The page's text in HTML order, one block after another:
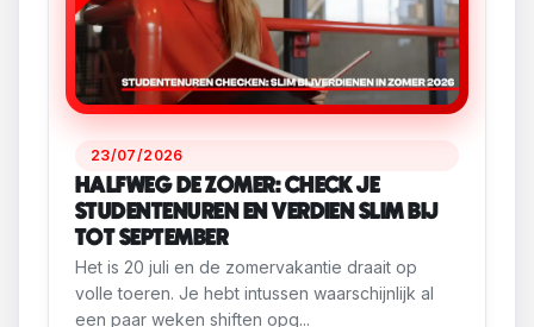
23/07/2026
HALFWEG DE ZOMER: CHECK JE
STUDENTENUREN EN VERDIEN SLIM BIJ
TOT SEPTEMBER
Het is 20 juli en de zomervakantie draait op
volle toeren. Je hebt intussen waarschijnlijk al
een paar weken shiften opg...